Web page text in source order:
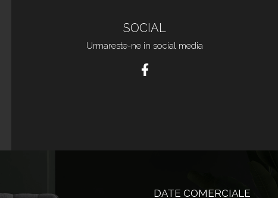
SOCIAL
Urmareste-ne in social media
DATE COMERCIALE